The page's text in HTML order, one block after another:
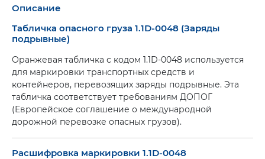
техника (2)
Цепи-
браслеты
Аксессуары
Описание
Табличка опасного груза 1.1D-0048 (Заряды
подрывные)
Оранжевая табличка с кодом 1.1D-0048 используется
для маркировки транспортных средств и
контейнеров, перевозящих заряды подрывные. Эта
табличка соответствует требованиям ДОПОГ
(Европейское соглашение о международной
дорожной перевозке опасных грузов).
Расшифровка маркировки 1.1D-0048